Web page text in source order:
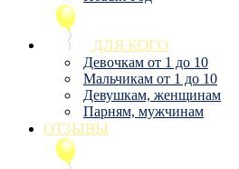
ДЛЯ КОГО
Девочкам от 1 до 10
Мальчикам от 1 до 10
Девушкам, женщинам
Парням, мужчинам
ОТЗЫВЫ